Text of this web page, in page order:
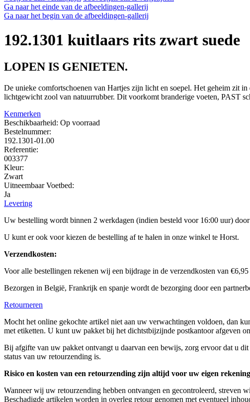
Ga naar het einde van de afbeeldingen-gallerij
Ga naar het begin van de afbeeldingen-gallerij
192.1301 kuitlaars rits zwart suede
LOPEN IS GENIETEN.
De unieke comfortschoenen van Hartjes zijn licht en soepel. Het geheim zit
lichtgewicht zool van natuurrubber. Dit voorkomt branderige voeten, PAST
Kenmerken
Beschikbaarheid: Op voorraad
Bestelnummer:
192.1301-01.00
Referentie:
003377
Kleur:
Zwart
Uitneembaar Voetbed:
Ja
Levering
Uw bestelling wordt binnen 2 werkdagen (indien besteld voor 16:00 uur)
U kunt er ook voor kiezen de bestelling af te halen in onze winkel te Horst.
Verzendkosten:
Voor alle bestellingen rekenen wij een bijdrage in de verzendkosten van €6,95
Bezorgen in België, Frankrijk en spanje wordt de bezorging door een
Retourneren
Mocht het online gekochte artikel niet aan uw verwachtingen voldoen, dan
met etiketten. U kunt uw pakket bij het dichtstbijzijnde postkantoor afgeven
Bij afgifte van uw pakket ontvangt u daarvan een bewijs, zorg ervoor dat u
status van uw retourzending is.
Risico en kosten van een retourzending zijn altijd voor uw eigen
Wanneer wij uw retourzending hebben ontvangen en gecontroleerd, streven
Beschadigde artikelen worden in overleg retour genomen met eventueel